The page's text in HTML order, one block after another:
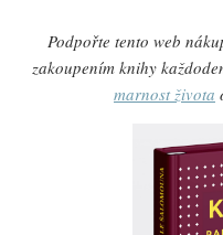
Podpořte tento web
zakoupením knihy
marnost života